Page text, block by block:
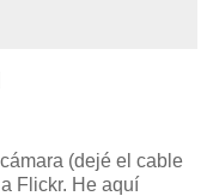
(dejé el cable
Flickr. He aquí